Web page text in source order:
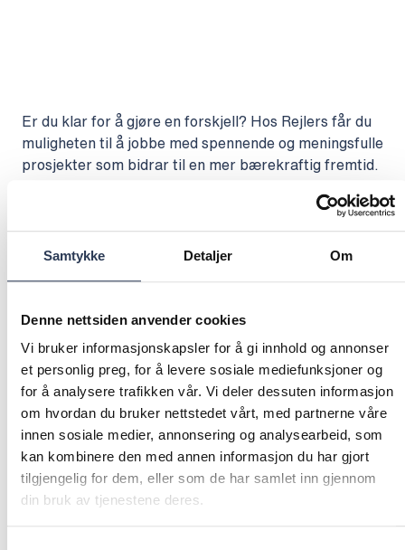
Samtykke Detaljer Om
Denne nettsiden anvender cookies
Vi bruker informasjonskapsler for å gi innhold og annonser
et personlig preg, for å levere sosiale mediefunksjoner og
for å analysere trafikken vår. Vi deler dessuten informasjon
om hvordan du bruker nettstedet vårt, med partnerne våre
innen sosiale medier, annonsering og analysearbeid, som
kan kombinere den med annen informasjon du har gjort
tilgjengelig for dem, eller som de har samlet inn gjennom
din bruk av tjenestene deres.
Er du klar for å gjøre en forskjell? Hos Rejlers får du
muligheten til å jobbe med spennende og meningsfulle
prosjekter som bidrar til en mer bærekraftig fremtid.
ønsker å utvikle deg i et sterkt fagmiljø. Sammen
bygger vi alt fra fremtidens energisystemer og
industri til smarte og trygge samfunn. Bli en del av et
Klikk her
KONTAKT OSS
Har du noen spørsmål?
Thomas Haugen
BAM – Veg & Tunnel
Send e-post: Thomas Haugen